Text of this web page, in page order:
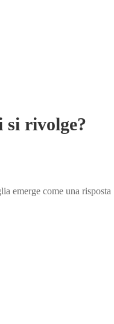
si rivolge?
emerge come una risposta